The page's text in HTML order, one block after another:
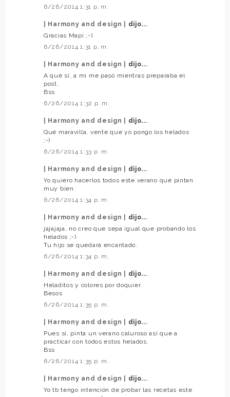
6/26/2014 1:31 p. m.
| Harmony and design |
dijo...
Gracias Mapi ;-)
6/26/2014 1:31 p. m.
| Harmony and design |
dijo...
A qué sí, a mi me pasó mientras preparaba el
post.
Bss
6/26/2014 1:32 p. m.
| Harmony and design |
dijo...
Qué maravilla, vente que yo pongo los helados
;-)
6/26/2014 1:33 p. m.
| Harmony and design |
dijo...
Yo quiero hacerlos todos este verano qué pintan
muy bien.
6/26/2014 1:34 p. m.
| Harmony and design |
dijo...
jajajaja, no creo que sepa igual que probando los
helados ;-)
Tu hijo se quedará encantado.
6/26/2014 1:34 p. m.
| Harmony and design |
dijo...
Heladitos y colores por doquier.
Besos
6/26/2014 1:35 p. m.
| Harmony and design |
dijo...
Pues sí, pinta un verano caluroso así que a
practicar con todos estos helados.
Bss
6/26/2014 1:35 p. m.
| Harmony and design |
dijo...
Yo tb tengo intención de probar las recetas este